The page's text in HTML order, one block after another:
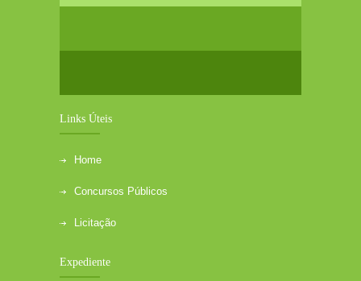
Links Úteis
Home
Concursos Públicos
Licitação
Expediente